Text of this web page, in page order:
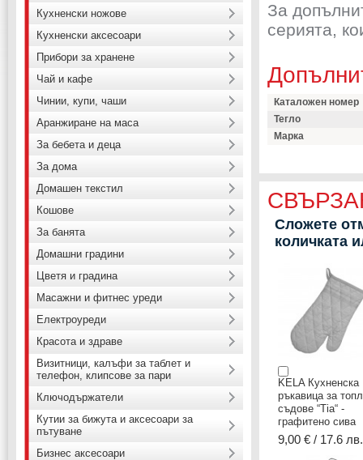
За
серията,
Каталожен номер
Тегло
Марка
Сложете
количката
KELA Кухненска
ръкавица за
съдове “Tia“ -
графитено сива
9,00 € / 17.6 лв.
Кухненски ножове
Кухненски аксесоари
Прибори за хранене
Чай и кафе
Чинии, купи, чаши
Аранжиране на маса
За бебета и деца
За дома
Домашен текстил
Кошове
За банята
Домашни градини
Цветя и градина
Масажни и фитнес уреди
Електроуреди
Красота и здраве
Визитници, калъфи за таблет и
телефон, клипсове за пари
Ключодържатели
Кутии за бижута и аксесоари за
пътуване
Бизнес аксесоари